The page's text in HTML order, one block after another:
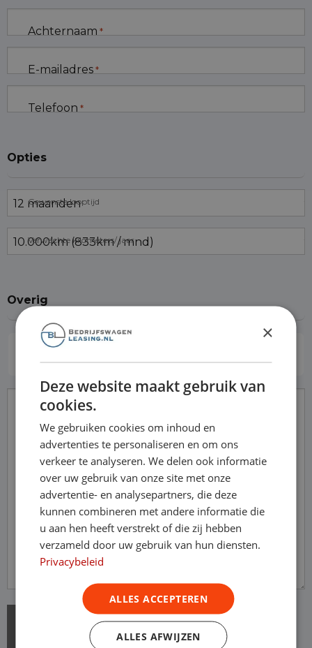
Achternaam *
E-mailadres *
Telefoon *
Opties
Gewenste looptijd
Verwachte kilometers/ jaar
Overig
Inruilen
Opmerkingen
×
Deze website maakt gebruik van
cookies.
We gebruiken cookies om inhoud en
advertenties te personaliseren en om ons
verkeer te analyseren. We delen ook informatie
over uw gebruik van onze site met onze
advertentie- en analysepartners, die deze
kunnen combineren met andere informatie die
u aan hen heeft verstrekt of die zij hebben
verzameld door uw gebruik van hun diensten.
Privacybeleid
ALLES ACCEPTEREN
ALLES AFWIJZEN